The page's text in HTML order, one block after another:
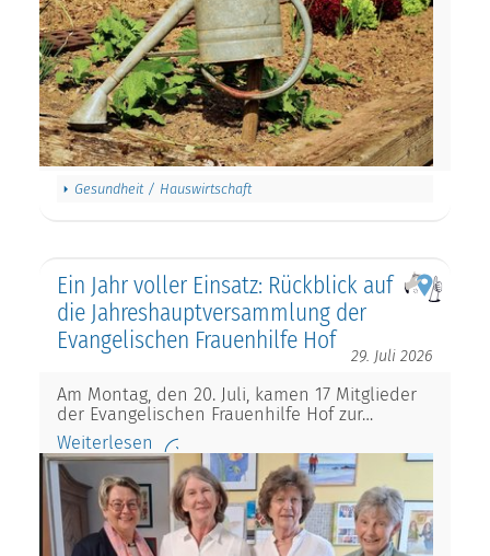
Gesundheit / Hauswirtschaft
Ein Jahr voller Einsatz: Rückblick auf
die Jahreshauptversammlung der
Evangelischen Frauenhilfe Hof
29. Juli 2026
Am Montag, den 20. Juli, kamen 17 Mitglieder
der Evangelischen Frauenhilfe Hof zur…
Weiterlesen